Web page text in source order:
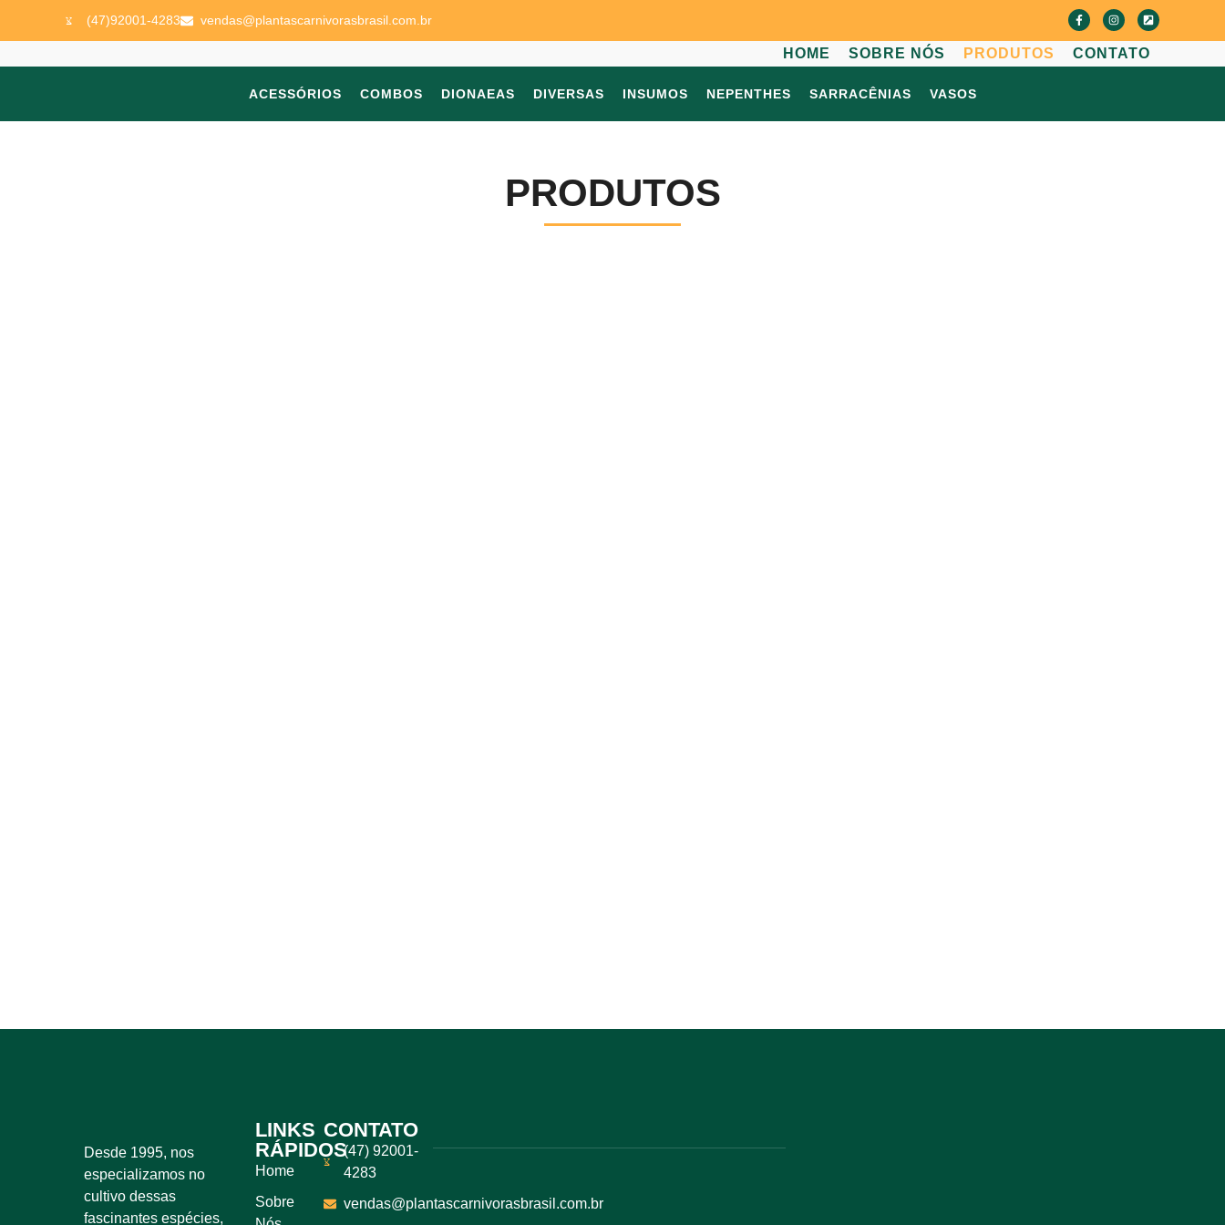
(47)92001-4283 vendas@plantascarnivorasbrasil.com.br
HOME SOBRE NÓS PRODUTOS CONTATO
ACESSÓRIOS COMBOS DIONAEAS DIVERSAS INSUMOS NEPENTHES SARRACÊNIAS VASOS
PRODUTOS
Desde 1995, nos
especializamos no
cultivo dessas
fascinantes espécies,
LINKS
RÁPIDOS
Home
Sobre
CONTATO
(47) 92001-
4283
vendas@plantascarnivorasbrasil.com.br